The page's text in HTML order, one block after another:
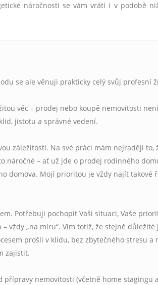
náročnosti se vám vrátí i v podobě
se ale věnuji prakticky celý svůj profesní
věc – prodej nebo koupě nemovitosti
jistotu a správné vedení.
záležitostí. Na své práci mám nejraději to,
náročné – ať už jde o prodej rodinného
domova. Mojí prioritou je vždy najít takové
Potřebuji pochopit Vaši situaci, Vaše
vždy „na míru“. Vím totiž, že stejně důležité
prošli v klidu, bez zbytečného stresu a
zajistit.
přípravy nemovitosti (včetně home stagingu